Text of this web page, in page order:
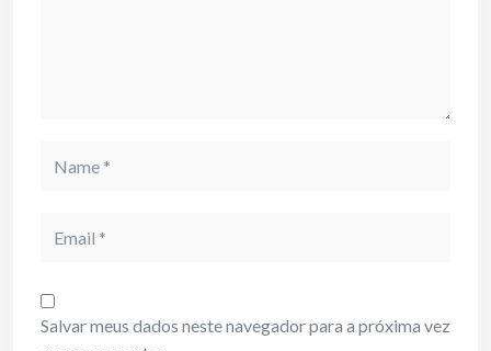
Salvar meus dados neste navegador para a próxima vez